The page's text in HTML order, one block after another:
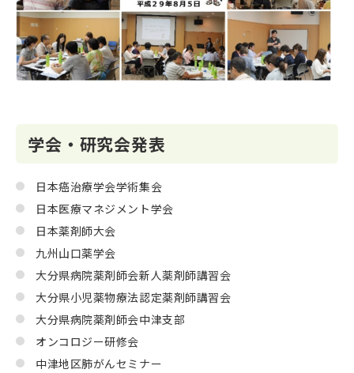
学会・研究会発表
日本癌治療学会学術集会
日本医療マネジメント学会
日本薬剤師大会
九州山口薬学会
大分県病院薬剤師会新人薬剤師講習会
大分県小児薬物療法認定薬剤師講習会
大分県病院薬剤師会中津支部
オンコロジー研修会
中津地区肺がんセミナー